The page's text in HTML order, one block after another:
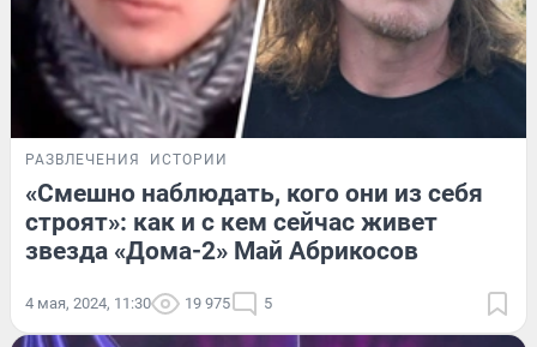
РАЗВЛЕЧЕНИЯ ИСТОРИИ
«Смешно наблюдать, кого они из себя
строят»: как и с кем сейчас живет
звезда «Дома-2» Май Абрикосов
4 мая, 2024, 11:30 19 975 5